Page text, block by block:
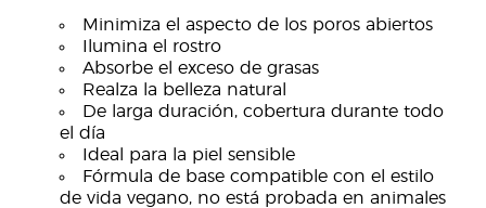
Minimiza el aspecto de los poros abiertos
Ilumina el rostro
Absorbe el exceso de grasas
Realza la belleza natural
De larga duración, cobertura durante todo
el día
Ideal para la piel sensible
Fórmula de base compatible con el estilo
de vida vegano, no está probada en animales